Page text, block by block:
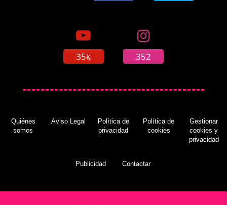
35k 352
Quiénes
somos
Aviso Legal
Política de
privacidad
Política de
cookies
Gestionar
cookies y
privacidad
Publicidad Contactar